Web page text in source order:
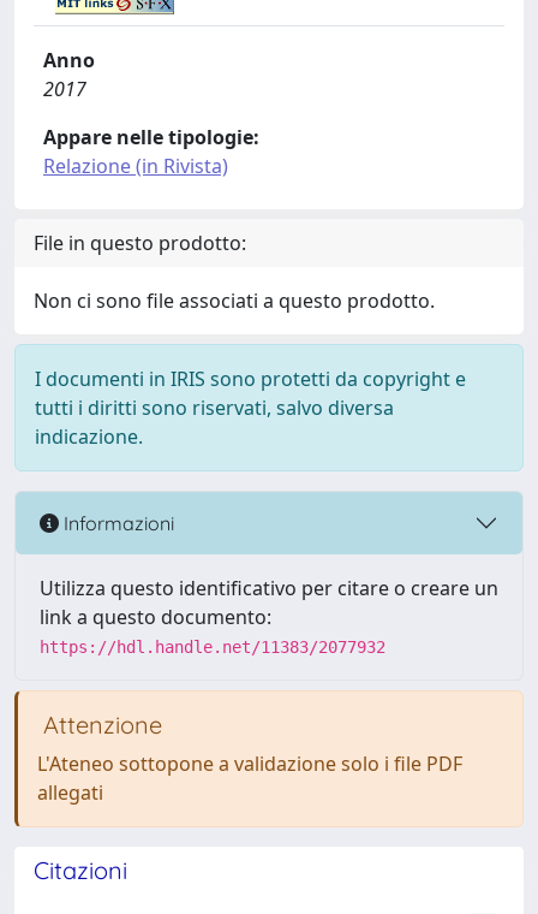
Anno
2017
Appare nelle tipologie:
Relazione (in Rivista)
File in questo prodotto:
Non ci sono file associati a questo prodotto.
I documenti in IRIS sono protetti da copyright e
tutti i diritti sono riservati, salvo diversa
indicazione.
Informazioni
Utilizza questo identificativo per citare o creare un
link a questo documento:
https://hdl.handle.net/11383/2077932
Attenzione
L'Ateneo sottopone a validazione solo i file PDF
allegati
Citazioni